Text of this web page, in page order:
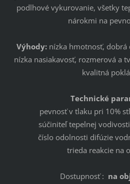
podlhové vykurovanie, všetky
nárokmi na
Výhody: nízka hmotnosť,
nízka nasiakavosť, rozmerová a
kvalitná
Technické
pevnosť v tlaku pri 10%
súčiniteľ tepelnej
číslo odolnosti difúzie
trieda reakcie na
Dostupnosť : na